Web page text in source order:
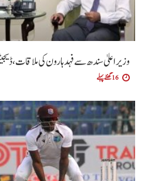
وزیراعلیٰ سندھ سے فہد ہارون کی ملاقات،
16 گھنٹے پہلے